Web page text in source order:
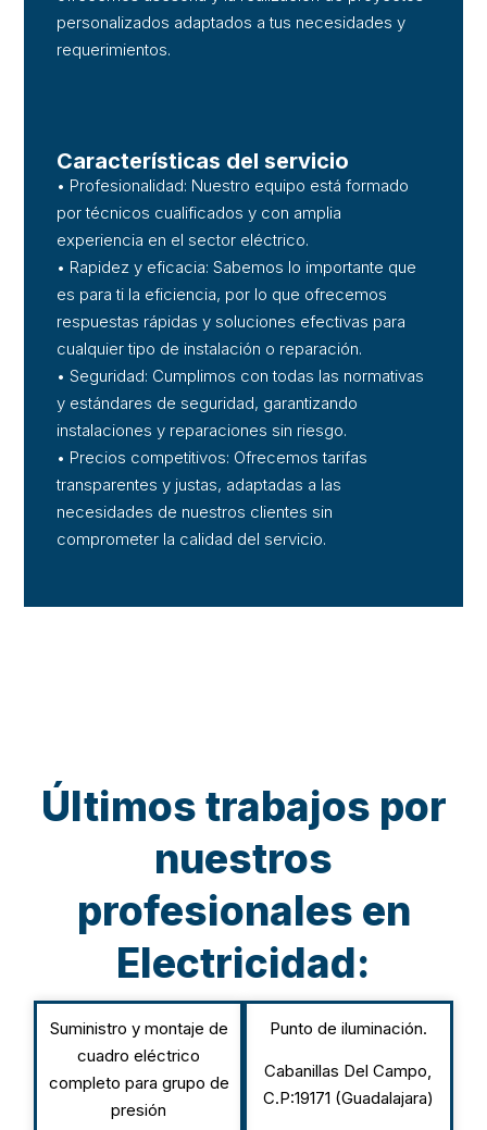
personalizados adaptados a tus necesidades y
requerimientos.
Características del servicio
• Profesionalidad: Nuestro equipo está formado
por técnicos cualificados y con amplia
experiencia en el sector eléctrico.
• Rapidez y eficacia: Sabemos lo importante que
es para ti la eficiencia, por lo que ofrecemos
respuestas rápidas y soluciones efectivas para
cualquier tipo de instalación o reparación.
• Seguridad: Cumplimos con todas las normativas
y estándares de seguridad, garantizando
instalaciones y reparaciones sin riesgo.
• Precios competitivos: Ofrecemos tarifas
transparentes y justas, adaptadas a las
necesidades de nuestros clientes sin
comprometer la calidad del servicio.
Últimos trabajos por
nuestros
profesionales en
Electricidad:
Suministro y montaje de
cuadro eléctrico
completo para grupo de
presión
Punto de iluminación.
Cabanillas Del Campo,
C.P:19171 (Guadalajara)